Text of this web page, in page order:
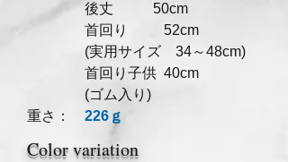
後丈 50cm
首回り 52cm
(実用サイズ 34～48cm)
首回り子供 40cm
(ゴム入り)
​重さ： 226ｇ
Color variation